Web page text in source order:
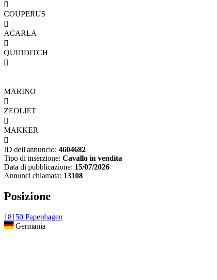

COUPERUS

ACARLA

QUIDDITCH

MARINO

ZEOLIET

MAKKER

ID dell'annuncio: 4604682
Tipo di inserzione: Cavallo in vendita
Data di pubblicazione: 15/07/2026
Annunci chiamata: 13108
Posizione
18150 Papenhagen
Germania